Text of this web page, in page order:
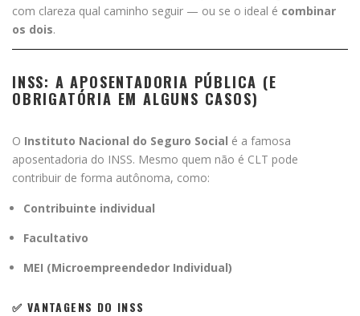
com clareza qual caminho seguir — ou se o ideal é combinar
os dois.
INSS: A APOSENTADORIA PÚBLICA (E
OBRIGATÓRIA EM ALGUNS CASOS)
O Instituto Nacional do Seguro Social é a famosa
aposentadoria do INSS. Mesmo quem não é CLT pode
contribuir de forma autônoma, como:
Contribuinte individual
Facultativo
MEI (Microempreendedor Individual)
✅ VANTAGENS DO INSS